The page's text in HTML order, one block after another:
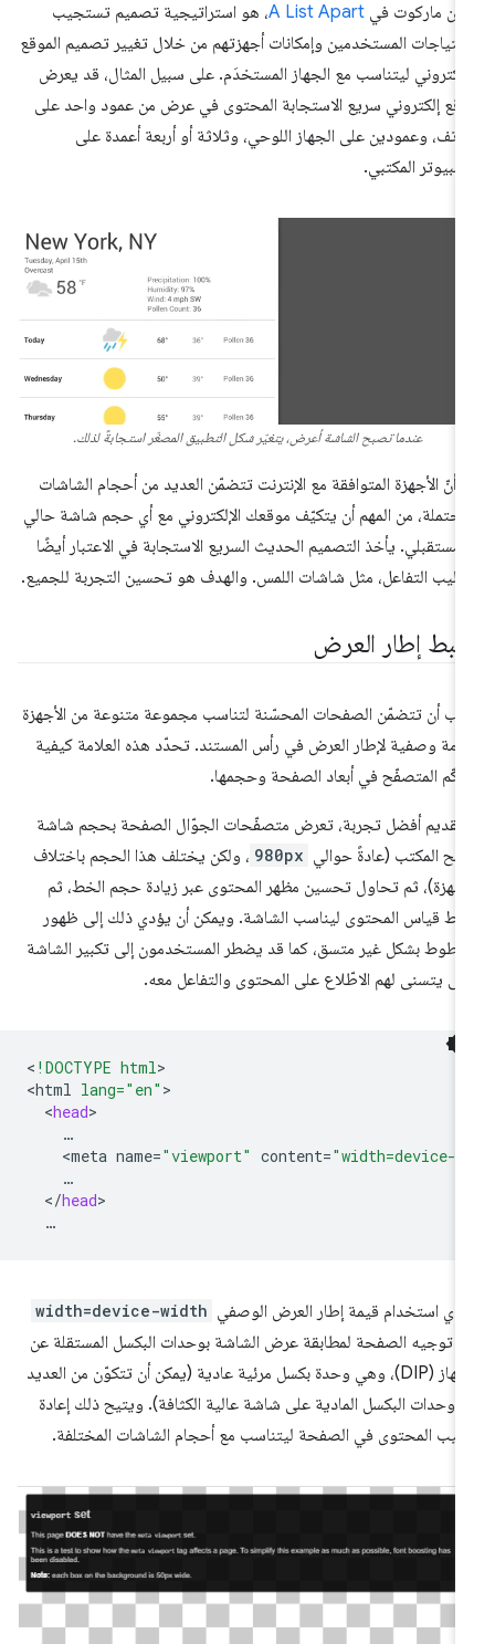
ماركوت في A List Apart، هو استراتيجية تصميم تستجيب
المستخدمين وإمكانات أجهزتهم من خلال تغيير تصميم الموقع
ليتناسب مع الجهاز المستخدَم. على سبيل المثال، قد يعرض
إلكتروني سريع الاستجابة المحتوى في عرض من عمود واحد على
وعمودين على الجهاز اللوحي، وثلاثة أو أربعة أعمدة على
المكتبي.
عندما تصبح الشاشة أعرض، يتغيّر شكل التطبيق المصغّر استجابةً لذلك.
أنّ الأجهزة المتوافقة مع الإنترنت تتضمّن العديد من أحجام الشاشات
من المهم أن يتكيّف موقعك الإلكتروني مع أي حجم شاشة حالي
مستقبلي. يأخذ التصميم الحديث السريع الاستجابة في الاعتبار أيضًا
التفاعل، مثل شاشات اللمس. والهدف هو تحسين التجربة للجميع.
إطار العرض
أن تتضمّن الصفحات المحسّنة لتناسب مجموعة متنوعة من الأجهزة
وصفية لإطار العرض في رأس المستند. تحدّد هذه العلامة كيفية
المتصفّح في أبعاد الصفحة وحجمها.
أفضل تجربة، تعرض متصفّحات الجوّال الصفحة بحجم شاشة
المكتب (عادةً حوالي 980px ، ولكن يختلف هذا الحجم باختلاف
ثم تحاول تحسين مظهر المحتوى عبر زيادة حجم الخط، ثم
قياس المحتوى ليناسب الشاشة. ويمكن أن يؤدي ذلك إلى ظهور
بشكل غير متسق، كما قد يضطر المستخدمون إلى تكبير الشاشة
يتسنى لهم الاطّلاع على المحتوى والتفاعل معه.
<!DOCTYPE html
<html lang="en"
<head
<meta name="viewport" content=
</head
استخدام قيمة إطار العرض الوصفي width=device-width
توجيه الصفحة لمطابقة عرض الشاشة بوحدات البكسل المستقلة عن
الجهاز (DIP)، وهي وحدة بكسل مرئية عادية (يمكن أن تتكوّن من العديد
وحدات البكسل المادية على شاشة عالية الكثافة). ويتيح ذلك إعادة
المحتوى في الصفحة ليتناسب مع أحجام الشاشات المختلفة.